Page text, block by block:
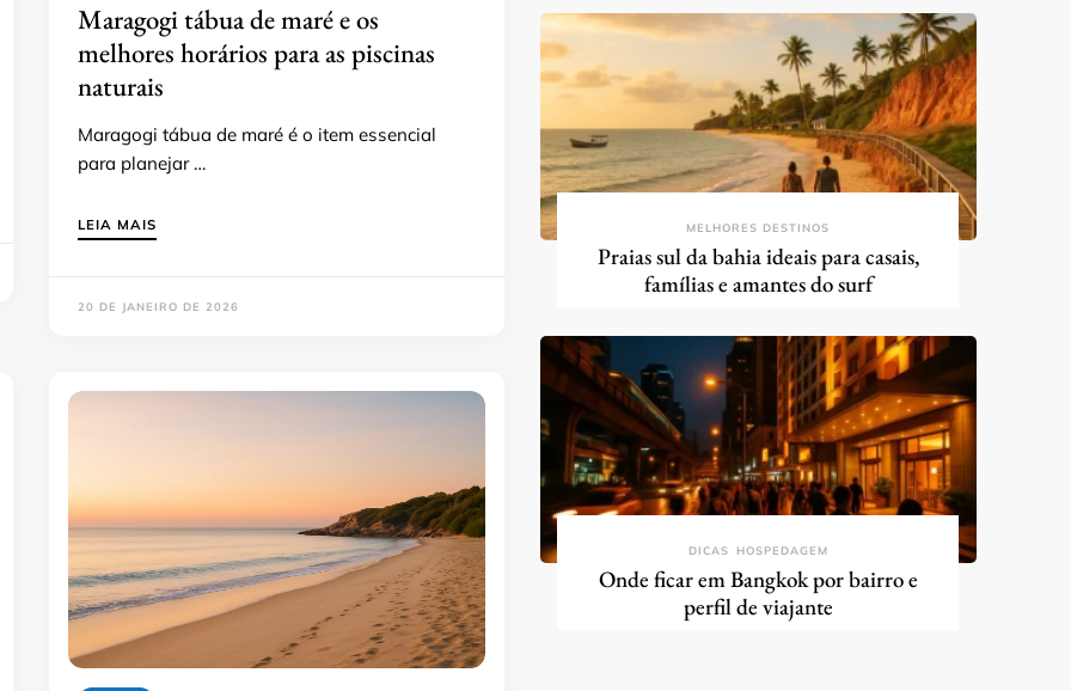
Maragogi tábua de maré e os
melhores horários para as piscinas
naturais
Maragogi tábua de maré é o item essencial
para planejar …
LEIA MAIS
20 DE JANEIRO DE 2026
MELHORES DESTINOS
Praias sul da bahia ideais para casais,
famílias e amantes do surf
DICAS HOSPEDAGEM
Onde ficar em Bangkok por bairro e
perfil de viajante